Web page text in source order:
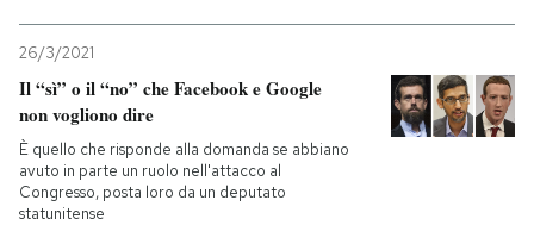
26/3/2021
Il “sì” o il “no” che Facebook e Google
non vogliono dire
È quello che risponde alla domanda se abbiano
avuto in parte un ruolo nell'attacco al
Congresso, posta loro da un deputato
statunitense